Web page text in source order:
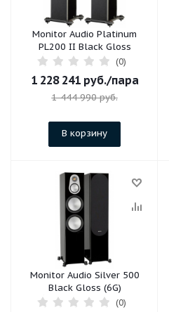
Monitor Audio Platinum
PL200 II Black Gloss
(0)
1 228 241руб./пара
1 444 990руб.
В корзину
Monitor Audio Silver 500
Black Gloss (6G)
(0)